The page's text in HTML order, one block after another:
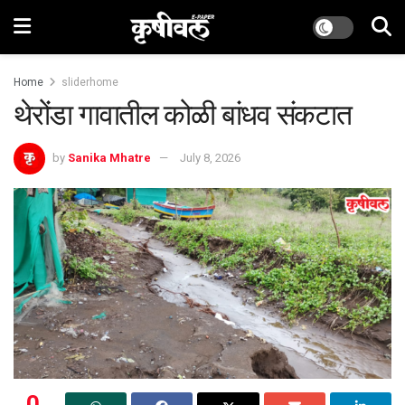
Home sliderhome
थेरोंडा गावातील कोळी बांधव संकटात
by Sanika Mhatre July 8, 2026